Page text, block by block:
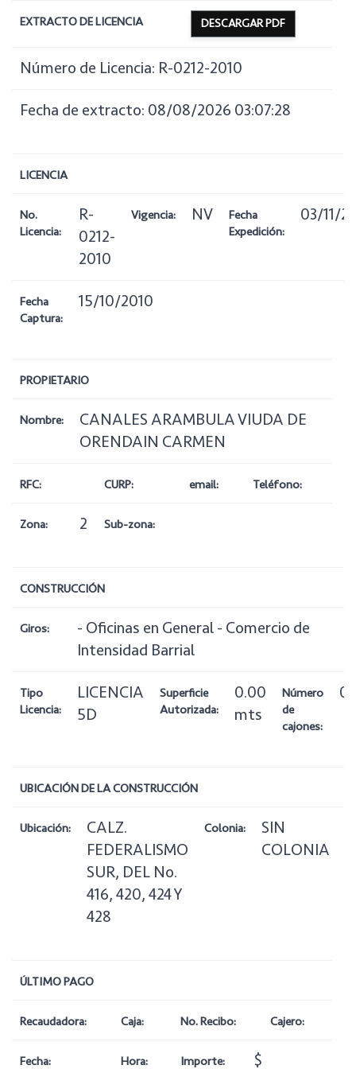
EXTRACTO DE LICENCIA DESCARGAR PDF
Número de Licencia: R-0212-2010
Fecha de extracto: 08/08/2026 03:07:28
LICENCIA
No.
Licencia:
R-
0212-
2010
Vigencia: NV
Fecha
Expedición:
03/11/
Fecha
Captura:
15/10/2010
PROPIETARIO
Nombre:
CANALES ARAMBULA VIUDA DE
ORENDAIN CARMEN
RFC: CURP: email: Teléfono:
Zona: 2 Sub-zona:
CONSTRUCCIÓN
Giros:
- Oficinas en General - Comercio de
Intensidad Barrial
Tipo
Licencia:
LICENCIA
5D
Superficie
Autorizada:
0.00
mts
Número
de
cajones:
0
UBICACIÓN DE LA CONSTRUCCIÓN
Ubicación:
CALZ.
FEDERALISMO
SUR, DEL No.
416, 420, 424 Y
428
Colonia:
SIN
COLONIA
ÚLTIMO PAGO
Recaudadora: Caja: No. Recibo: Cajero:
Fecha: Hora: Importe: $